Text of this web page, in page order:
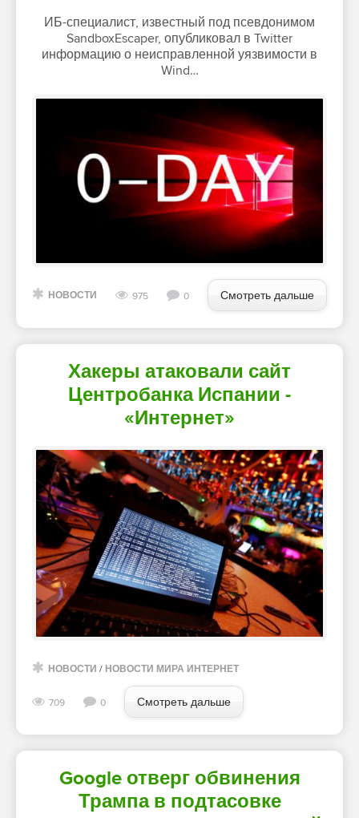
ИБ-специалист, известный под псевдонимом
SandboxEscaper, опубликовал в Twitter
информацию о неисправленной уязвимости в
Wind…
НОВОСТИ 975 0 Смотреть дальше
Хакеры атаковали сайт
Центробанка Испании -
«Интернет»
НОВОСТИ / НОВОСТИ МИРА ИНТЕРНЕТ
709 0 Смотреть дальше
Google отверг обвинения
Трампа в подтасовке